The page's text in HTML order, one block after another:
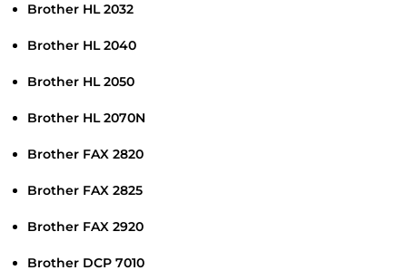
Brother HL 2032
Brother HL 2040
Brother HL 2050
Brother HL 2070N
Brother FAX 2820
Brother FAX 2825
Brother FAX 2920
Brother DCP 7010